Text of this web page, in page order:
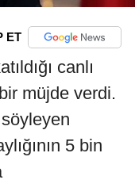
ET
canlı
müjde verdi.
5 bin